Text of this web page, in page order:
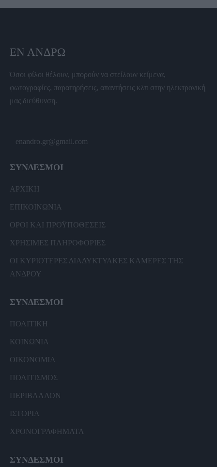
ΕΝ ΆΝΔΡΩ
Όσοι φίλοι θέλουν, μπορούν να στείλουν κείμενα,
φωτογραφίες, παρατηρήσεις, απαντήσεις κλπ στην ηλεκτρονική
μας διεύθυνση.
enandro.gr@gmail.com
ΣΥΝΔΕΣΜΟΙ
ΑΡΧΙΚΗ
ΕΠΙΚΟΙΝΩΝΙΑ
ΟΡΟΙ ΚΑΙ ΠΡΟΫΠΟΘΕΣΕΙΣ
ΧΡΗΣΙΜΕΣ ΠΛΗΡΟΦΟΡΙΕΣ
ΟΙ ΚΥΡΙΟΤΕΡΕΣ ΔΙΑΔΥΚΤΥΑΚΕΣ ΚΑΜΕΡΕΣ ΤΗΣ
ΑΝΔΡΟΥ
ΣΥΝΔΕΣΜΟΙ
ΠΟΛΙΤΙΚΗ
ΚΟΙΝΩΝΙΑ
ΟΙΚΟΝΟΜΙΑ
ΠΟΛΙΤΙΣΜΟΣ
ΠΕΡΙΒΑΛΛΟΝ
ΙΣΤΟΡΙΑ
ΧΡΟΝΟΓΡΑΦΗΜΑΤΑ
ΣΥΝΔΕΣΜΟΙ